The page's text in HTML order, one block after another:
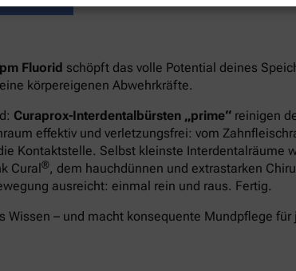
Fluorid schöpft das volle Potential deines
körpereigenen Abwehrkräfte.
Curaprox-Interdentalbürsten „prime“ reinigen
effektiv und verletzungsfrei: vom
Kontaktstelle. Selbst kleinste Interdentalräume
Cural®, dem hauchdünnen und extrastarken
ausreicht: einmal rein und raus. Fertig.
Wissen – und macht konsequente Mundpflege für